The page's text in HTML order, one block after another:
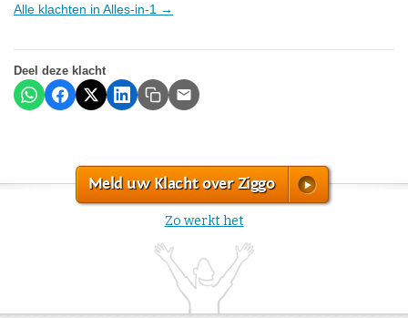
Alle klachten in Alles-in-1 →
Deel deze klacht
Meld uw Klacht over Ziggo
Zo werkt het